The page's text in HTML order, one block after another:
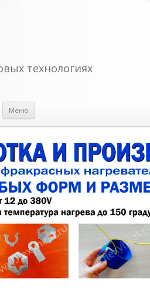
технологиях
Меню